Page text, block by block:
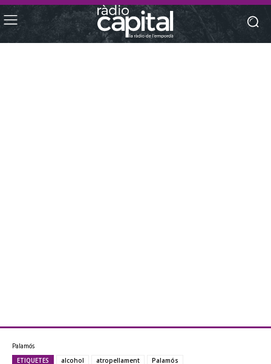
Palamós
ETIQUETES alcohol atropellament
Palamós